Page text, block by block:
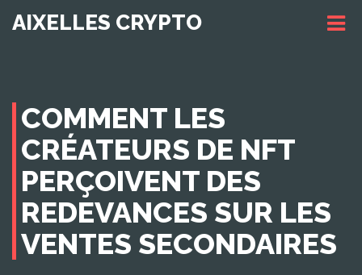
AIXELLES CRYPTO
COMMENT LES
CRÉATEURS DE NFT
PERÇOIVENT DES
REDEVANCES SUR LES
VENTES SECONDAIRES